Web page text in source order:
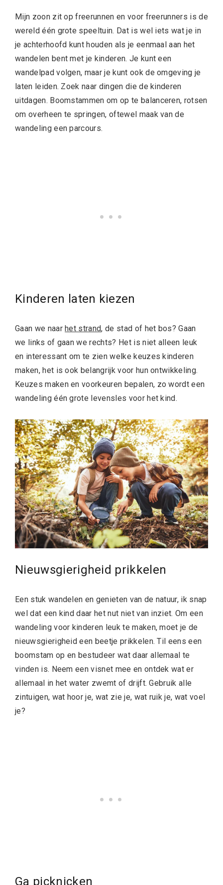
Mijn zoon zit op freerunnen en voor freerunners is de
wereld één grote speeltuin. Dat is wel iets wat je in
je achterhoofd kunt houden als je eenmaal aan het
wandelen bent met je kinderen. Je kunt een
wandelpad volgen, maar je kunt ook de omgeving je
laten leiden. Zoek naar dingen die de kinderen
uitdagen. Boomstammen om op te balanceren, rotsen
om overheen te springen, oftewel maak van de
wandeling een parcours.
Kinderen laten kiezen
Gaan we naarhet strand, de stad of het bos? Gaan
we links of gaan we rechts? Het is niet alleen leuk
en interessant om te zien welke keuzes kinderen
maken, het is ook belangrijk voor hun ontwikkeling.
Keuzes maken en voorkeuren bepalen, zo wordt een
wandeling één grote levensles voor het kind.
Nieuwsgierigheid prikkelen
Een stuk wandelen en genieten van de natuur, ik snap
wel dat een kind daar het nut niet van inziet. Om een
wandeling voor kinderen leuk te maken, moet je de
nieuwsgierigheid een beetje prikkelen. Til eens een
boomstam op en bestudeer wat daar allemaal te
vinden is. Neem een visnet mee en ontdek wat er
allemaal in het water zwemt of drijft. Gebruik alle
zintuigen, wat hoor je, wat zie je, wat ruik je, wat voel
je?
Ga picknicken